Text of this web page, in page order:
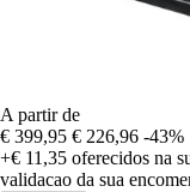
A partir de
€ 399,95 € 226,96 -43%
+€ 11,35 oferecidos na
validacao da sua